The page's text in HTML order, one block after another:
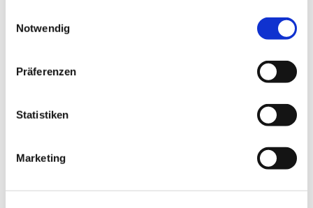
Notwendig
Präferenzen
Statistiken
Marketing